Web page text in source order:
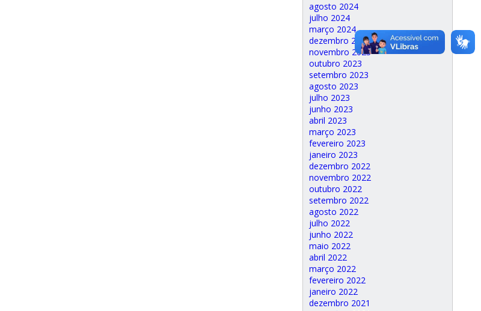
agosto 2024
julho 2024
março 2024
dezembro 2023
novembro 2023
outubro 2023
setembro 2023
agosto 2023
julho 2023
junho 2023
abril 2023
março 2023
fevereiro 2023
janeiro 2023
dezembro 2022
novembro 2022
outubro 2022
setembro 2022
agosto 2022
julho 2022
junho 2022
maio 2022
abril 2022
março 2022
fevereiro 2022
janeiro 2022
dezembro 2021